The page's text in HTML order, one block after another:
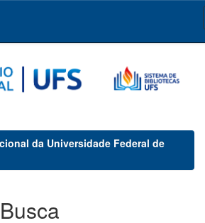
da Universidade Federal de